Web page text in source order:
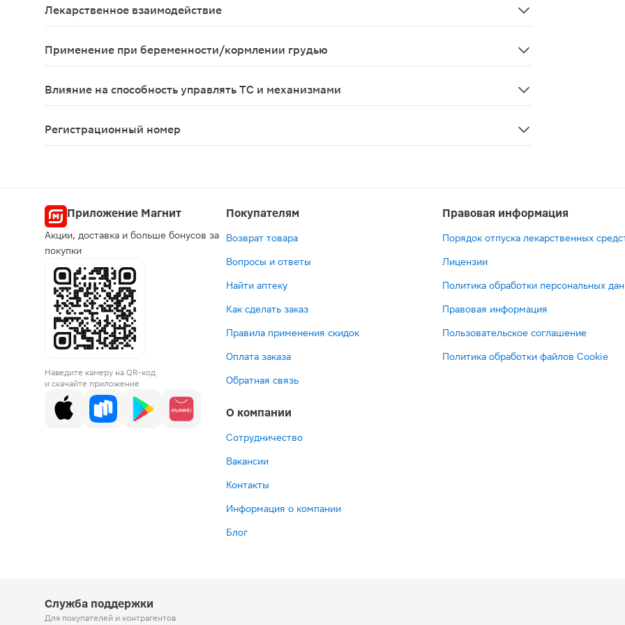
Лекарственное взаимодействие
Применение при беременности/кормлении грудью
Влияние на способность управлять ТС и механизмами
Регистрационный номер
Приложение Магнит
Акции, доставка и больше бонусов за
покупки
Наведите камеру на QR-код
и скачайте приложение
Покупателям
Возврат товара
Вопросы и ответы
Найти аптеку
Как сделать заказ
Правила применения скидок
Оплата заказа
Обратная связь
О компании
Сотрудничество
Вакансии
Контакты
Информация о компании
Блог
Правовая информация
Порядок отпуска лекарственных
Лицензии
Политика обработки персональных
Правовая информация
Пользовательское соглашение
Политика обработки файлов Cookie
Служба поддержки
Для покупателей и контрагентов